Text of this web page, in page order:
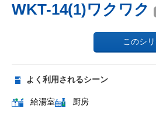
WKT-14(1)ワクワク
このシ
よく利用されるシーン
給湯室 厨房